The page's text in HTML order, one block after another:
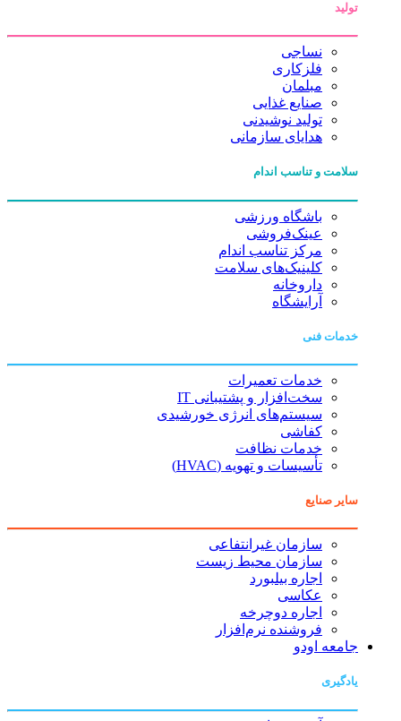
تولید
نساجی
فلزکاری
مبلمان
صنایع غذایی
تولید نوشیدنی
هدایای سازمانی
سلامت و تناسب اندام
باشگاه ورزشی
عینک‌فروشی
مرکز تناسب اندام
کلینیک‌های سلامت
داروخانه
آرایشگاه
خدمات فنی
خدمات تعمیرات
سخت‌افزار و پشتیبانی IT
سیستم‌های انرژی خورشیدی
کفاشی
خدمات نظافت
تأسیسات و تهویه (HVAC)
سایر صنایع
سازمان غیرانتفاعی
سازمان محیط زیست
اجاره بیلبورد
عکاسی
اجاره دوچرخه
فروشنده نرم‌افزار
جامعه اودو
یادگیری